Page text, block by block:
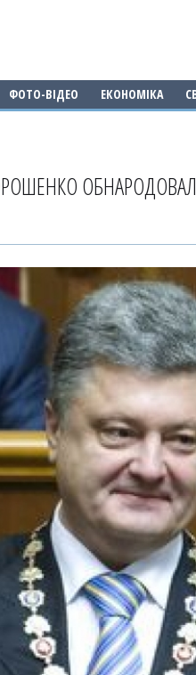
ФОТО-ВІДЕО ЕКОНОМІКА